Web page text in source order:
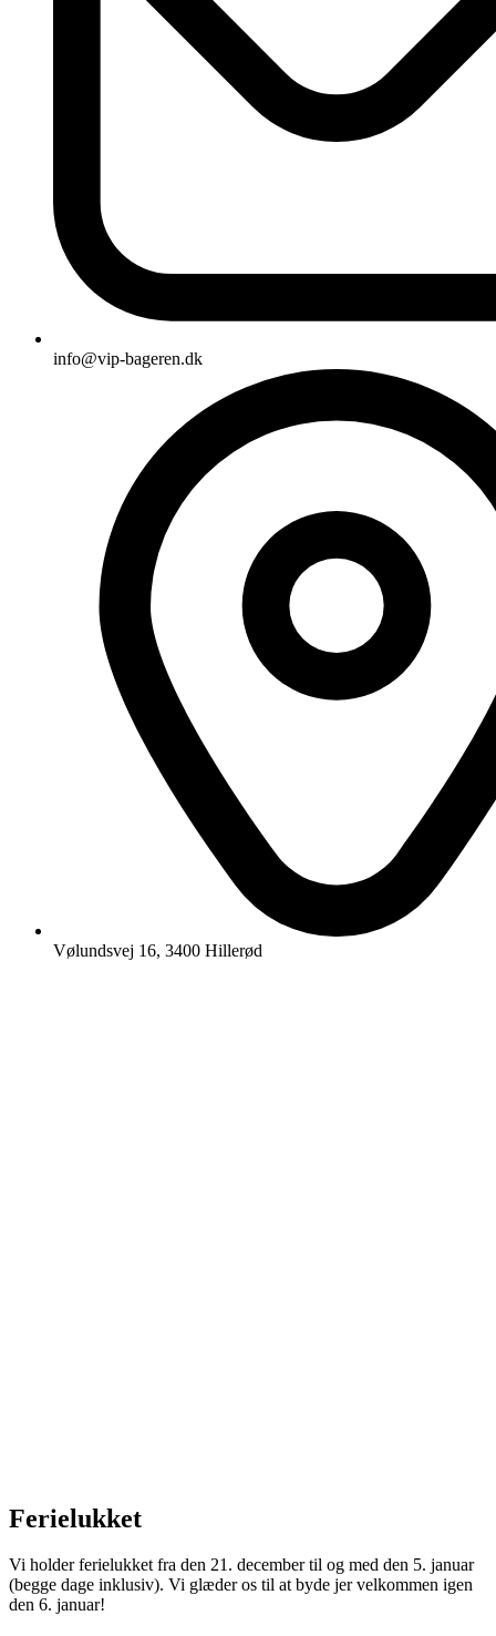
info@vip-bageren.dk
Vølundsvej 16, 3400 Hillerød
Ferielukket
Vi holder ferielukket fra den 21. december til og med den 5. januar
(begge dage inklusiv). Vi glæder os til at byde jer velkommen igen
den 6. januar!